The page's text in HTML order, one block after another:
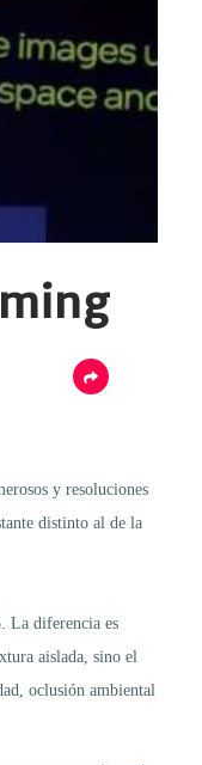
y resoluciones
distinto al de la
La diferencia es
aislada, sino el
oclusión ambiental